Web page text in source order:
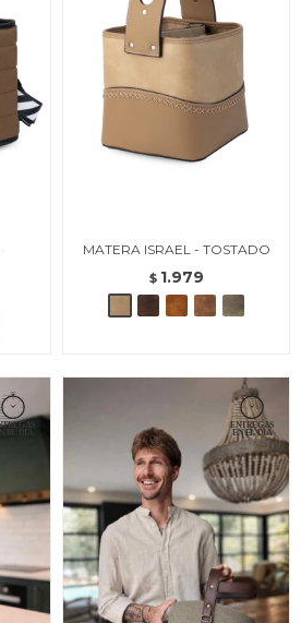
MATERA ISRAEL - TOSTADO
$ 1.979